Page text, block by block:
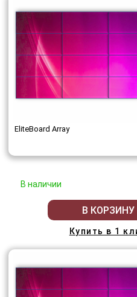
EliteBoard Array
В наличии
В КОРЗИНУ
Купить в 1